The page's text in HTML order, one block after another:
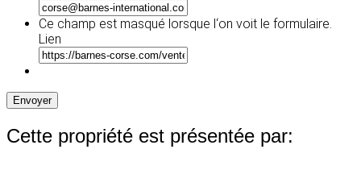
Ce champ est masqué lorsque l‘on voit le formulaire.
Lien
Envoyer
Cette propriété est présentée par: